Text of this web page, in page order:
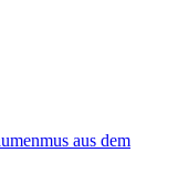
aus dem